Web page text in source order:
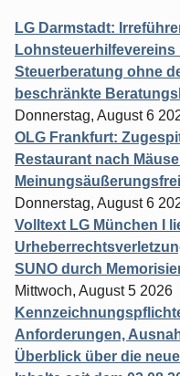
LG Darmstadt:
Steuerberatung ohne
beschränkte
Donnerstag, August 6
OLG Frankfurt:
Restaurant nach
Donnerstag, August 6
Volltext LG München I
SUNO durch
Mittwoch, August 5 2026
Anforderungen,
Überblick über die